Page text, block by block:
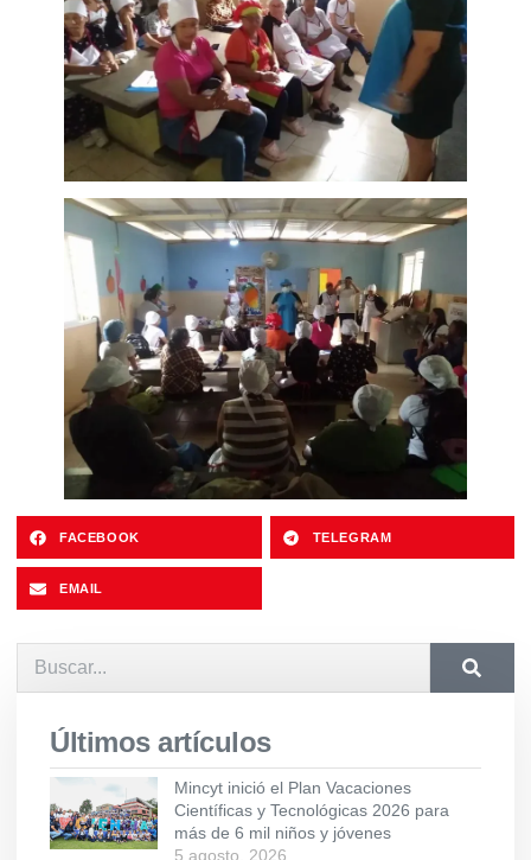
FACEBOOK TELEGRAM
EMAIL
Últimos artículos
Mincyt inició el Plan Vacaciones
Científicas y Tecnológicas 2026 para
más de 6 mil niños y jóvenes
5 agosto, 2026